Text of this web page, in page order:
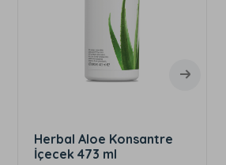
Bitkisel Konsantre Çaylar
Klasik 50 g